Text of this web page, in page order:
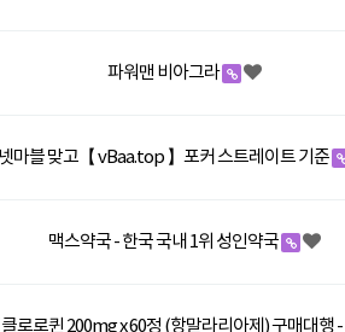
파워맨 비아그라
넷마블 맞고【 vBaa.top 】포커 스트레이트 기준
맥스약국 - 한국 국내 1위 성인약국
로로퀸 200mg x 60정 (항말라리아제) 구매대행